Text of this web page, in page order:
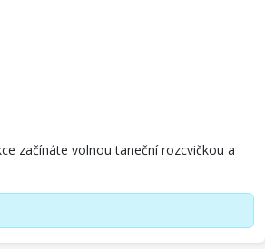
začínáte volnou taneční rozcvičkou a